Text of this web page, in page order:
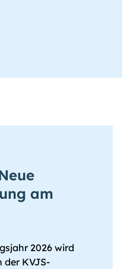
am
2026 wird
der KVJS-